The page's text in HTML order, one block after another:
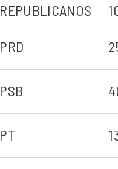
REPUBLICANOS
PRD
PSB
PT